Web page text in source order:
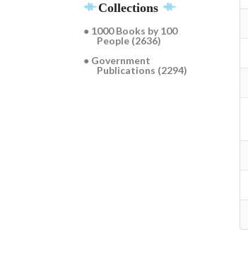
Collections
● 1000 Books by 100
People (2636)
● Government
Publications (2294)